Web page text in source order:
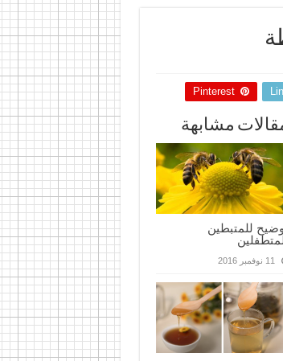
Pinterest
مشابهة
للمتبطين
11 نوفمبر 2016